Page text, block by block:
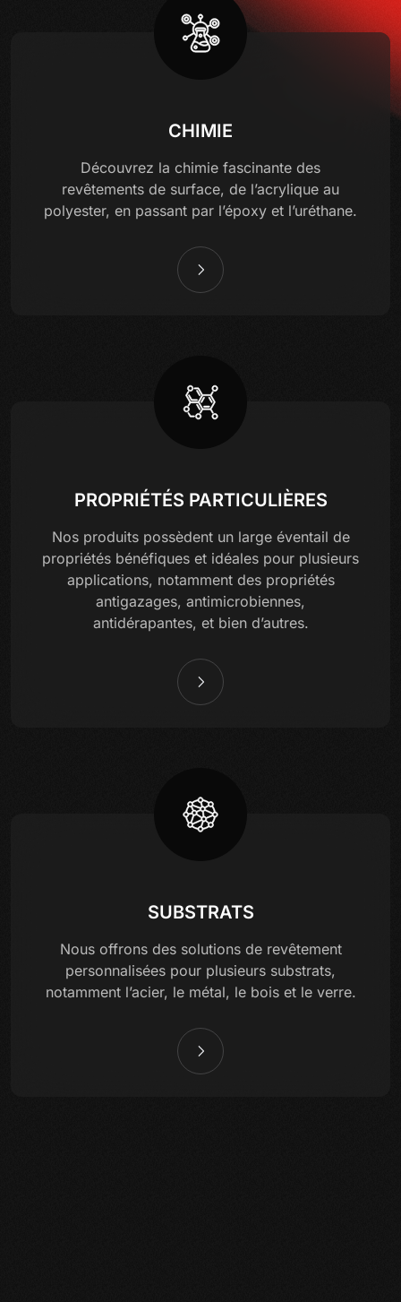
CHIMIE
Découvrez la chimie fascinante des
revêtements de surface, de l’acrylique au
polyester, en passant par l’époxy et l’uréthane.
PROPRIÉTÉS PARTICULIÈRES
Nos produits possèdent un large éventail de
propriétés bénéfiques et idéales pour plusieurs
applications, notamment des propriétés
antigazages, antimicrobiennes,
antidérapantes, et bien d’autres.
SUBSTRATS
Nous offrons des solutions de revêtement
personnalisées pour plusieurs substrats,
notamment l’acier, le métal, le bois et le verre.